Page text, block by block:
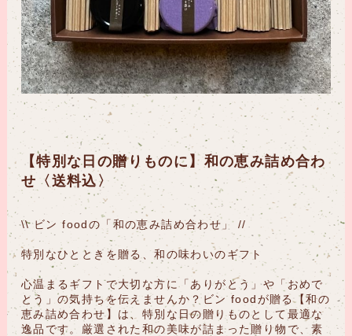
【特別な日の贈りものに】和の恵み詰め合わ
せ〈送料込〉
\\ ビン foodの「和の恵み詰め合わせ」 //
特別なひとときを贈る、和の味わいのギフト
心温まるギフトで大切な方に「ありがとう」や「おめで
とう」の気持ちを伝えませんか？ビン foodが贈る【和の
恵み詰め合わせ】は、特別な日の贈りものとして最適な
逸品です。厳選された和の美味が詰まった贈り物で、素